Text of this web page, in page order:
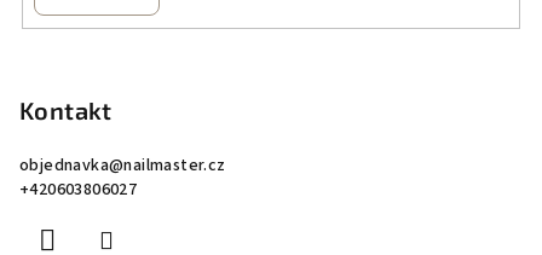
Kontakt
objednavka@nailmaster.cz
+420603806027